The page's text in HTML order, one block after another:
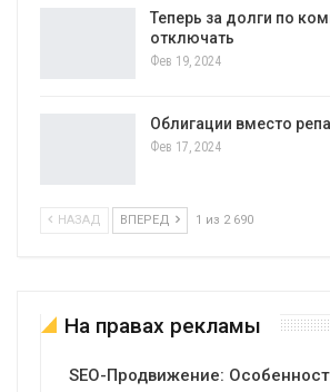
Теперь за долги по
отключать
Фев 19, 2024
Облигации вместо
Фев 17, 2024
НАЗАД ВПЕРЕД 1 из 2 690
На правах рекламы
SEO-Продвижение: